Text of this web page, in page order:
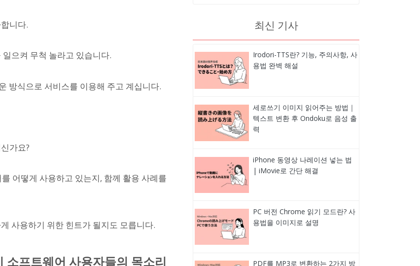
니다.
으켜 무척 놀라고 있습니다.
방식으로 서비스를 이용해 주고 계십니다.
가요?
어떻게 사용하고 있는지, 함께 활용 사례를
사용하기 위한 힌트가 될지도 모릅니다.
프트웨어 사용자들의 목소리
최신 기사
Irodori-TTS란? 기능, 주의사항, 사
용법 완벽 해설
세로쓰기 이미지 읽어주는 방법｜
텍스트 변환 후 Ondoku로 음성 출
력
iPhone 동영상 나레이션 넣는 법
| iMovie로 간단 해결
PC 버전 Chrome 읽기 모드란? 사
용법을 이미지로 설명
PDF를 MP3로 변환하는 2가지 방